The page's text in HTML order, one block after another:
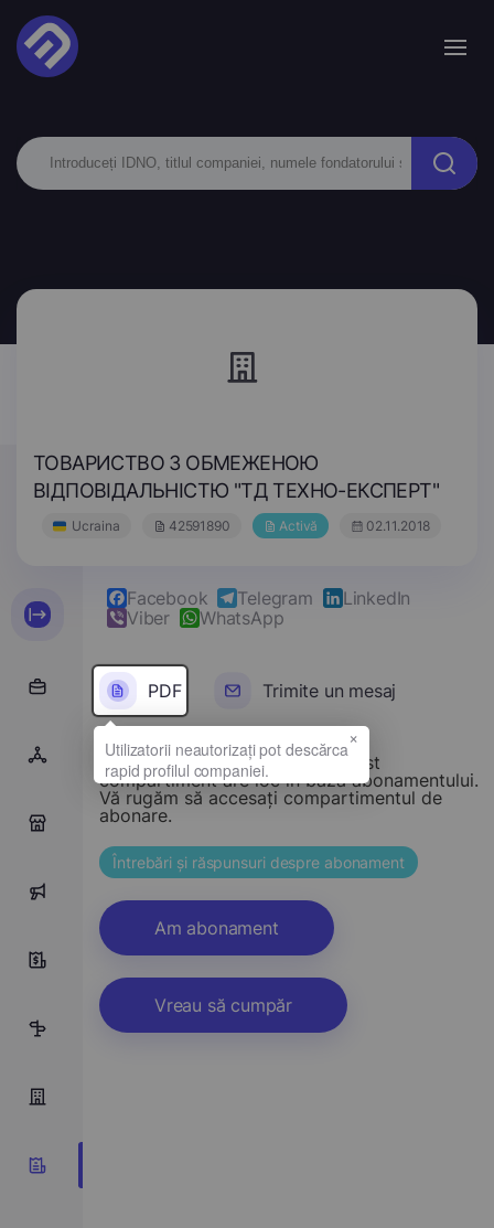
ТОВАРИСТВО З ОБМЕЖЕНОЮ
ВІДПОВІДАЛЬНІСТЮ "ТД ТЕХНО-ЕКСПЕРТ"
Ucraina 42591890 Activă 02.11.2018
0
Facebook Telegram
LinkedIn
Viber
WhatsApp
PDF Trimite un mesaj
Stimate vizitator, accesul la acest
compartiment are loc în baza abonamentului.
Vă rugăm să accesați compartimentul de
abonare.
Întrebări și răspunsuri despre abonament
Am abonament
Vreau să cumpăr
×